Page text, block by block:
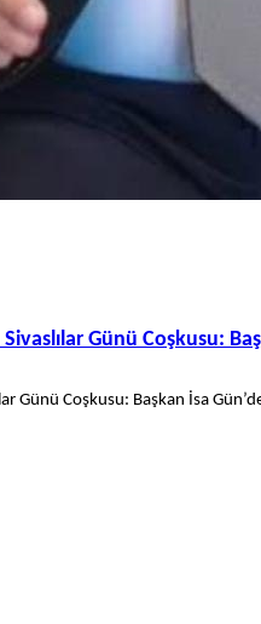
Günü Coşkusu:
Günü Coşkusu: Başkan İsa